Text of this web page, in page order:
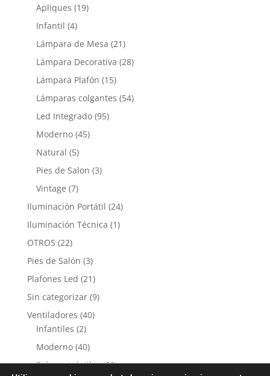
Apliques (19)
Infantil (4)
Lámpara de Mesa (21)
Lámpara Decorativa (28)
Lámpara Plafón (15)
Lámparas colgantes (54)
Led Integrado (95)
Moderno (45)
Natural (5)
Pies de Salon (3)
Vintage (7)
Iluminación Portátil (24)
Iluminación Técnica (1)
OTROS (22)
Pies de Salón (3)
Plafones Led (21)
Sin categorizar (9)
Ventiladores (40)
Infantiles (2)
Moderno (40)
Palas retráctiles (33)